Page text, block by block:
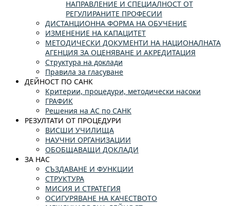
НАПРАВЛЕНИЕ И СПЕЦИАЛНОСТ ОТ
РЕГУЛИРАНИТЕ ПРОФЕСИИ
ДИСТАНЦИОННА ФОРМА НА ОБУЧЕНИЕ
ИЗМЕНЕНИЕ НА КАПАЦИТЕТ
МЕТОДИЧЕСКИ ДОКУМЕНТИ НА НАЦИОНАЛНАТА
АГЕНЦИЯ ЗА ОЦЕНЯВАНЕ И АКРЕДИТАЦИЯ
Структура на доклади
Правила за гласуване
ДЕЙНОСТ ПО САНК
Критерии, процедури, методически насоки
ГРАФИК
Решения на АС по САНК
РЕЗУЛТАТИ ОТ ПРОЦЕДУРИ
ВИСШИ УЧИЛИЩА
НАУЧНИ ОРГАНИЗАЦИИ
ОБОБЩАВАЩИ ДОКЛАДИ
ЗА НАС
СЪЗДАВАНЕ И ФУНКЦИИ
СТРУКТУРА
МИСИЯ И СТРАТЕГИЯ
ОСИГУРЯВАНЕ НА КАЧЕСТВОТО